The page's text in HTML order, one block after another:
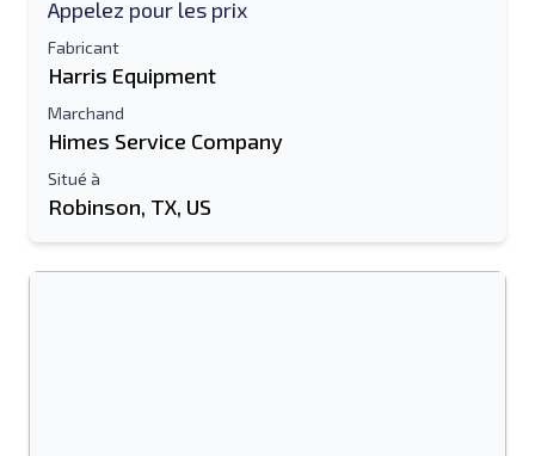
Appelez pour les prix
Fabricant
Harris Equipment
Marchand
Himes Service Company
Situé à
Robinson, TX, US